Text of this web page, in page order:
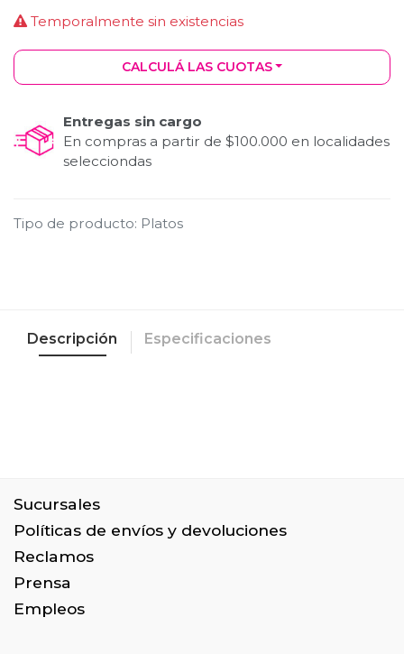
Temporalmente sin existencias
CALCULÁ LAS CUOTAS
Entregas sin cargo
En compras a partir de $100.000 en localidades
selecciondas
Tipo de producto: Platos
Descripción Especificaciones
Sucursales
Políticas de envíos y devoluciones
Reclamos
Prensa
Empleos